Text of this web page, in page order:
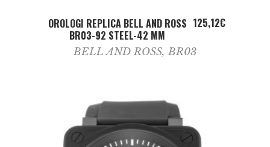
ADD TO CART
OROLOGI REPLICA BELL AND ROSS
BR03-92 STEEL-42 MM
125,12€
BELL AND ROSS,BR03